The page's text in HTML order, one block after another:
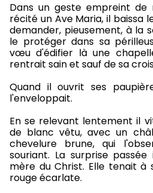
Dans un geste empreint de
récité un Ave Maria, il baissa
demander, pieusement, à la
le protéger dans sa
vœu d'édifier là une
rentrait sain et sauf de sa
Quand il ouvrit ses
l'enveloppait.
En se relevant lentement il
de blanc vêtu, avec un
chevelure brune, qui
souriant. La surprise
mère du Christ. Elle tenait à
rouge écarlate.